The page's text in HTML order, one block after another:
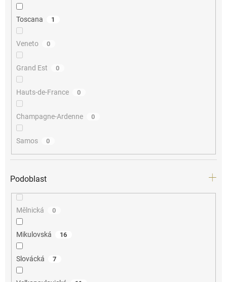
Toscana 1
Veneto 0
Grand Est 0
Hauts-de-France 0
Champagne-Ardenne 0
Samos 0
Podoblast
Mělnická 0
Mikulovská 16
Slovácká 7